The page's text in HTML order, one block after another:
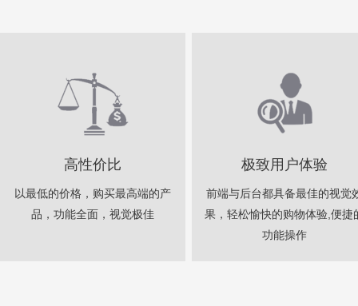
高性价比
以最低的价格，购买最高端的产
品，功能全面，视觉极佳
极致用户体验
前端与后台都具备最佳的视觉
果，轻松愉快的购物体验,便捷
功能操作